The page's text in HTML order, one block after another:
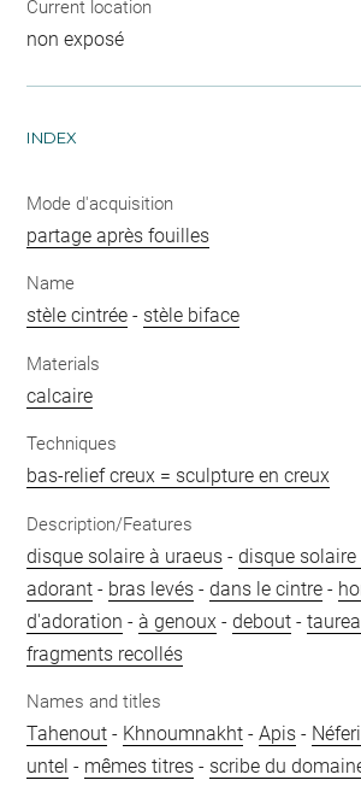
Current location
non exposé
INDEX
Mode d'acquisition
partage après fouilles
Name
stèle cintrée - stèle biface
Materials
calcaire
Techniques
bas-relief creux = sculpture en creux
Description/Features
disque solaire à uraeus -disque
adorant - bras levés -dans le cintre -
d'adoration -à genoux -debout -
fragments recollés
Names and titles
Tahenout - Khnoumnakht -Apis -
untel - mêmes titres - scribe du